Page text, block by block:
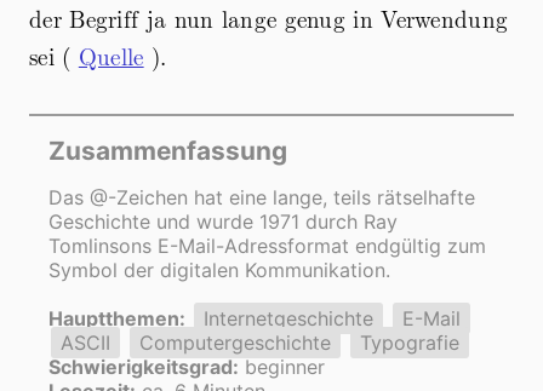
der Begriff ja nun lange genug in Verwendung
sei ( Quelle ).
Zusammenfassung
Das @-Zeichen hat eine lange, teils rätselhafte
Geschichte und wurde 1971 durch Ray
Tomlinsons E-Mail-Adressformat endgültig zum
Symbol der digitalen Kommunikation.
Hauptthemen:
Internetgeschichte
E-Mail
ASCII
Computergeschichte
Typografie
Schwierigkeitsgrad: beginner